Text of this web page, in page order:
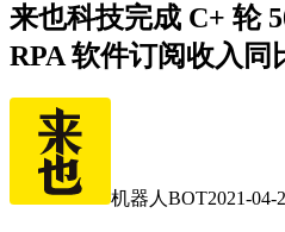
来也科技完成 C+ 轮
RPA 软件订阅收入同
机器人BOT2021-04-